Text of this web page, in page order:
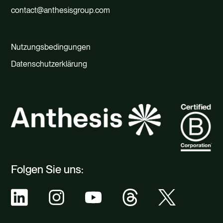
Folgen Sie uns:
contact@anthesisgroup.com
Nutzungsbedingungen
Datenschutzerklärung